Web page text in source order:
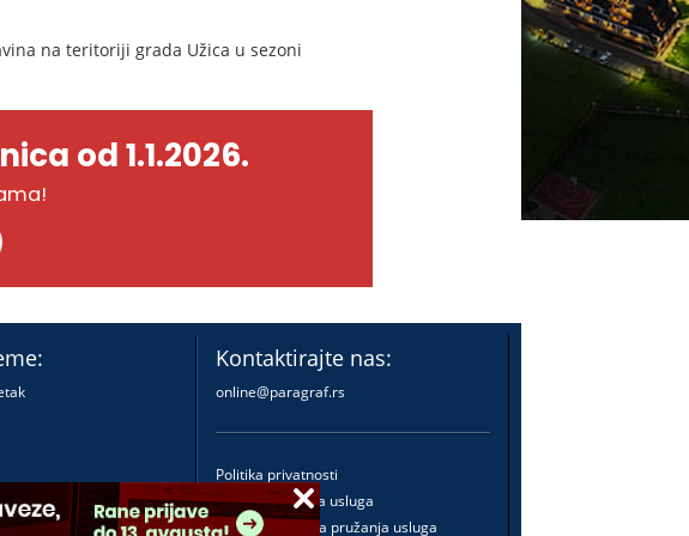
na teritoriji grada Užica u sezoni
od 1.1.2026.
Kontaktirajte nas:
online@paragraf.rs
Politika privatnosti
Politika pružanja usluga
Praktična pravila pružanja usluga